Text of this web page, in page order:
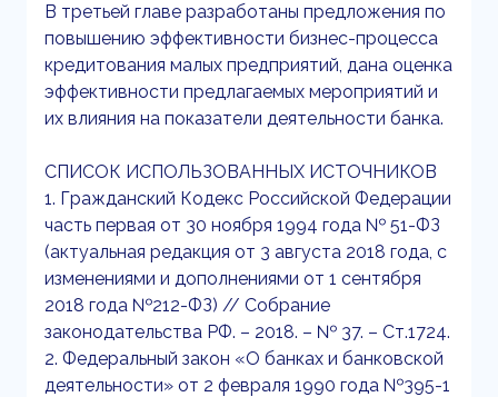
В третьей главе разработаны предложения по
повышению эффективности бизнес-процесса
кредитования малых предприятий, дана оценка
эффективности предлагаемых мероприятий и
их влияния на показатели деятельности банка.
СПИСОК ИСПОЛЬЗОВАННЫХ ИСТОЧНИКОВ
1. Гражданский Кодекс Российской Федерации
часть первая от 30 ноября 1994 года № 51-ФЗ
(актуальная редакция от 3 августа 2018 года, с
изменениями и дополнениями от 1 сентября
2018 года №212-ФЗ) // Coбpaниe
зaкoнoдaтeльcтвa PФ. – 2018. – № 37. – Cт.1724.
2. Федеральный закон «О банках и банковской
деятельности» от 2 февраля 1990 года №395-1